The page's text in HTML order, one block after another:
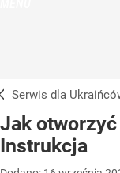
Serwis dla
Jak
Instrukcja